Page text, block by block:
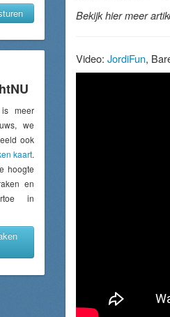
is meer
we
ook
kaart.
hoogte
en
in
Bekijk hier meer
Video: JordiFun,